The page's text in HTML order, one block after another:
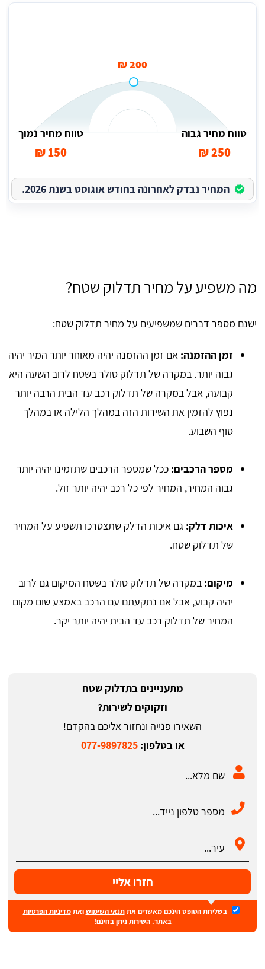
200 ₪
טווח מחיר גבוה
250 ₪
טווח מחיר נמוך
150 ₪
המחיר נבדק לאחרונה בחודש אוגוסט בשנת 2026.
מה משפיע על מחיר תדלוק שטח?
ישנם מספר דברים שמשפיעים על מחיר תדלוק שטח:
זמן ההזמנה: אם זמן ההזמנה יהיה מאוחר יותר המיר יהיה
גבוה יותר. במקרה של תדלוק סולר בשטח לרוב השעה היא
קבועה, אבל במקרה של תדלוק רכב עד הבית הרבה יותר
נפוץ להזמין את השירות הזה במהלך הלילה או במהלך
סוף השבוע.
מספר הרכבים: ככל שמספר הרכבים שתזמינו יהיה יותר
גבוה המחיר, המחיר לפי כל רכב יהיה יותר זול.
איכות דלק: גם איכות הדלק שתצטרכו תשפיע על המחיר
של תדלוק שטח.
מיקום: במקרה של תדלוק סולר בשטח המיקום גם לרוב
יהיה קבוע, אבל אם נתקעתם עם הרכב באמצע שום מקום
המחיר של תדלוק רכב עד הבית יהיה יותר יקר.
מתעניינים בתדלוק שטח
וזקוקים לשירות?
השאירו פנייה ונחזור אליכם בהקדם!
או בטלפון:077-9897825
חזרו אליי
בשליחת הטופס הינכם מאשרים אתתנאי השימושואתמדיניות הפרטיות
באתר. השירות ניתן בחינם!